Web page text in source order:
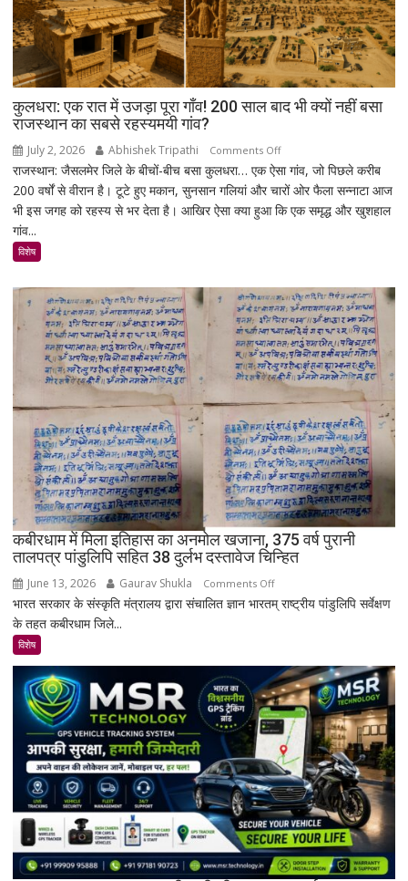
कुलधरा: एक रात में उजड़ा पूरा गाँव! 200 साल बाद भी क्यों नहीं बसा
राजस्थान का सबसे रहस्यमयी गांव?
July 2, 2026 Abhishek Tripathi Comments Offon
कुलधरा:
एक
रात
गाँव!
200
साल
बाद
भी
क्यों
बसा
राजस्थान
का
सबसे
रहस्यमयी
गांव?
राजस्थान: जैसलमेर जिले के बीचों-बीच बसा कुलधरा… एक ऐसा गांव, जो पिछले करीब
200 वर्षों से वीरान है। टूटे हुए मकान, सुनसान गलियां और चारों ओर फैला सन्नाटा आज
भी इस जगह को रहस्य से भर देता है। आखिर ऐसा क्या हुआ कि एक समृद्ध और खुशहाल
गांव...
विशेष
कबीरधाम में मिला इतिहास का अनमोल खजाना, 375 वर्ष पुरानी
तालपत्र पांडुलिपि सहित 38 दुर्लभ दस्तावेज चिन्हित
June 13, 2026 Gaurav Shukla Comments Offon
कबीरधाम
का
अनमोल
खजाना,
375
वर्ष
पुरानी
तालपत्र
पांडुलिपि
सहित
38
भारत सरकार के संस्कृति मंत्रालय द्वारा संचालित ज्ञान भारतम् राष्ट्रीय पांडुलिपि सर्वेक्षण
के तहत कबीरधाम जिले...
विशेष